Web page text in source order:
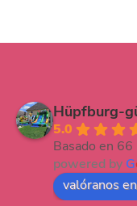
Hüpfburg-
5.0
Basado en 66
powered by G
valóranos en